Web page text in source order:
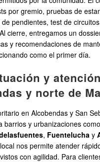
por gremio, pruebas de
pendientes, test de
cierre, entregamos un
y recomendaciones de
como el primer día.
y
y norte de
en Alcobendas y San
barrios y urbanizaciones como
, Fuentelucha y
nos permite atender
con agilidad. Para